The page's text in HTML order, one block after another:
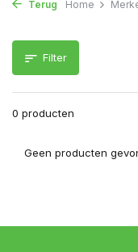
Terug Home
Filter
0 producten
Geen producten